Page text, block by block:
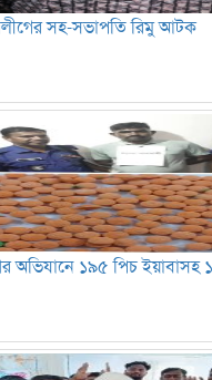
সহ-সভাপতি রিমু আটক
অভিযানে ১৯৫ পিচ ইয়াবাসহ